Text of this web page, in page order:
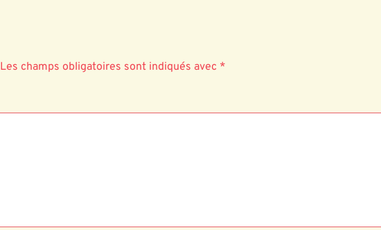
Les champs obligatoires sont indiqués avec *